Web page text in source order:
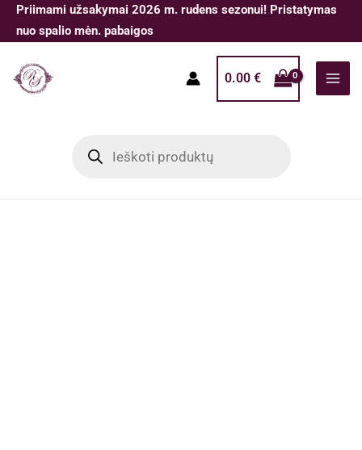
Pereiti
prie
Priimami užsakymai 2026 m. rudens sezonui! Pristatymas
nuo spalio mėn. pabaigos
0.00 €
search